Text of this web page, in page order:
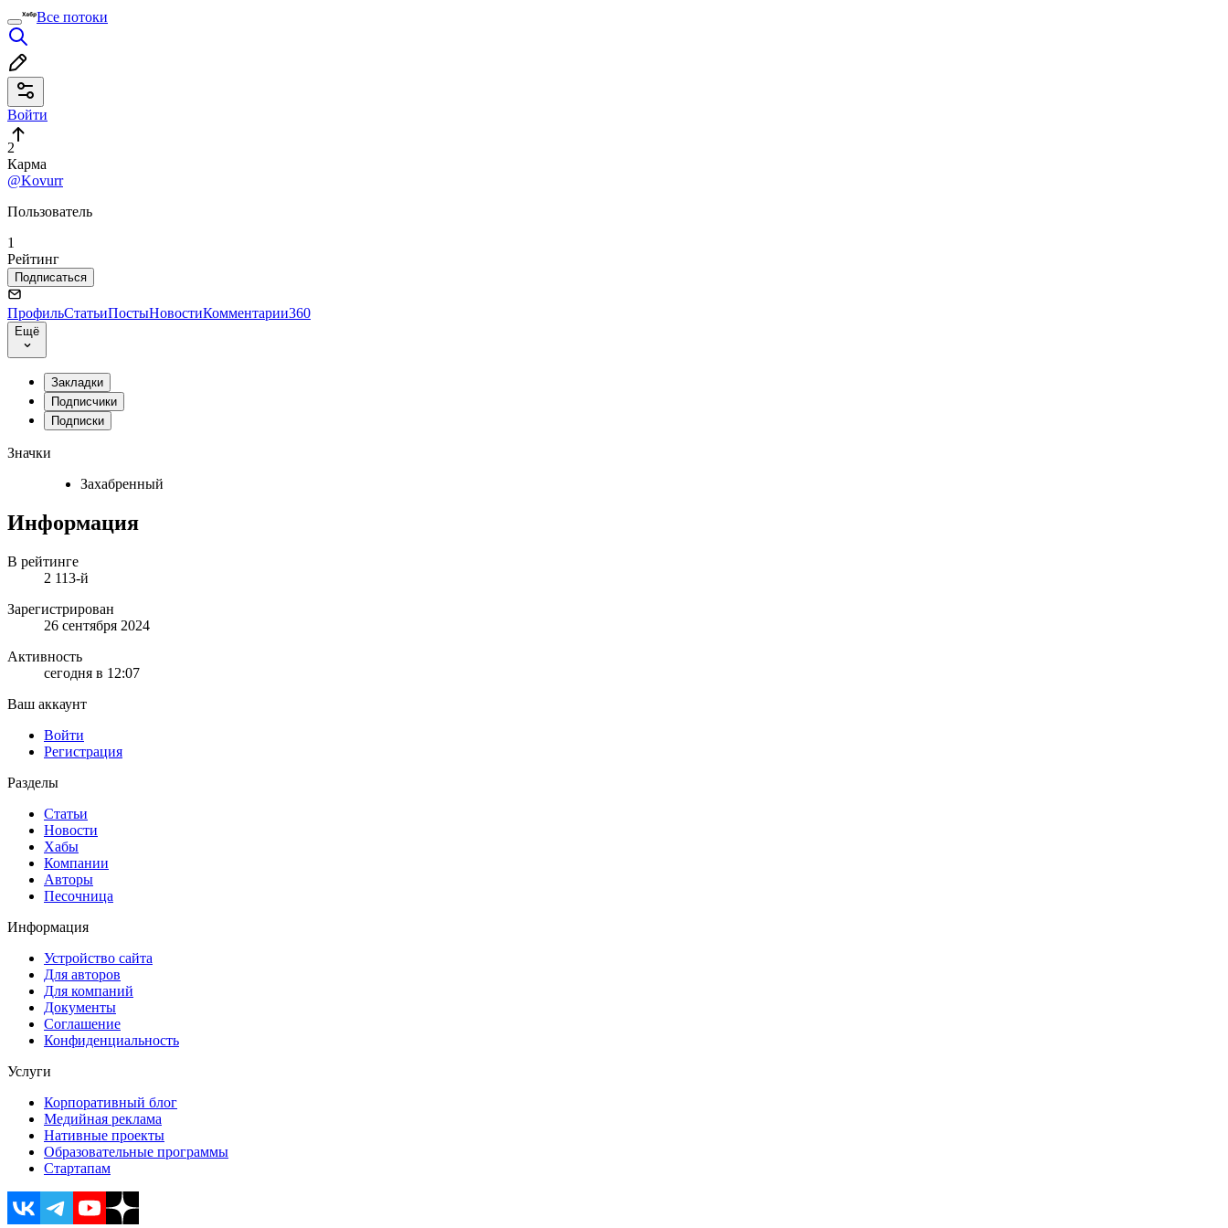
Все потоки
Войти
2
Карма
@Kovurr
Пользователь
1
Рейтинг
Подписаться
ПрофильСтатьиПостыНовостиКомментарии360
Ещё
Закладки
Подписчики
Подписки
Значки
Захабренный
Информация
В рейтинге
2 113-й
Зарегистрирован
26 сентября 2024
Активность
сегодня в 12:07
Ваш аккаунт
Войти
Регистрация
Разделы
Статьи
Новости
Хабы
Компании
Авторы
Песочница
Информация
Устройство сайта
Для авторов
Для компаний
Документы
Соглашение
Конфиденциальность
Услуги
Корпоративный блог
Медийная реклама
Нативные проекты
Образовательные программы
Стартапам